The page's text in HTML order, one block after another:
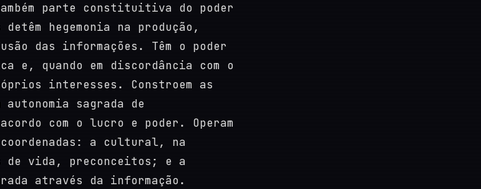
parte constituitiva do poder
hegemonia na produção,
das informações. Têm o poder
e, quando em discordância com o
interesses. Constroem as
sagrada de
com o lucro e poder. Operam
a cultural, na
de vida, preconceitos; e a
através da informação.